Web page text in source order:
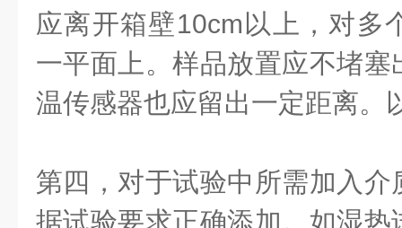
应离开箱壁10cm 以上，对多
一平面上。样品放置应不堵
温传感器也应留出一定距离。
第四，对于试验中所需加入
据试验要求正确添加。如湿